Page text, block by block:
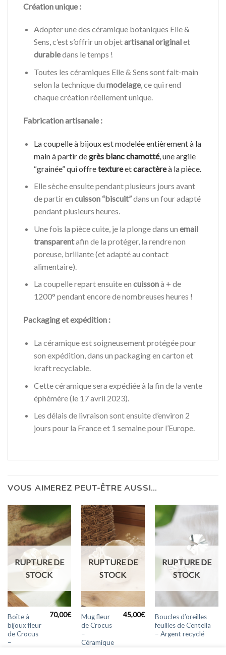
Création unique :
Adopter une des céramique botaniques Elle &
Sens, c’est s’offrir un objetartisanal originalet
durabledans le temps !
Toutes les céramiques Elle & Sens sont fait-main
selon la technique du modelage, ce qui rend
chaque création réellement unique.
Fabrication artisanale :
La coupelle à bijoux est modelée entièrement à la
main à partir degrès blanc chamotté, une argile
“grainée” qui offretextureetcaractèreà la pièce.
Elle sèche ensuite pendant plusieurs jours avant
de partir en cuisson “biscuit”dans un four adapté
pendant plusieurs heures.
Une fois la pièce cuite, je la plonge dans un email
transparentafin de la protéger, la rendre non
poreuse, brillante (et adapté au contact
alimentaire).
La coupelle repart ensuite en cuissonà + de
1200° pendant encore de nombreuses heures !
Packaging et expédition :
La céramique est soigneusement protégée pour
son expédition, dans un packaging en carton et
kraft recyclable.
Cette céramique sera expédiée à la fin de la vente
éphémère (le 17 avril 2023).
Les délais de livraison sont ensuite d’environ 2
jours pour la France et 1 semaine pour l’Europe.
VOUS AIMEREZ PEUT-ÊTRE AUSSI…
RUPTURE DE
STOCK
Boîte à
bijoux fleur
de Crocus
–
70,00€
RUPTURE DE
STOCK
Mug fleur
de Crocus
–
Céramique
45,00€
RUPTURE DE
STOCK
Boucles d’oreilles
feuilles de Centella
– Argent recyclé